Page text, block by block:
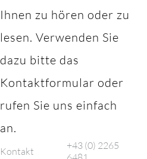
Ihnen zu hören oder zu
lesen. Verwenden Sie
dazu bitte das
Kontaktformular oder
rufen Sie uns einfach
an.
Kontakt
+43 (0) 2265